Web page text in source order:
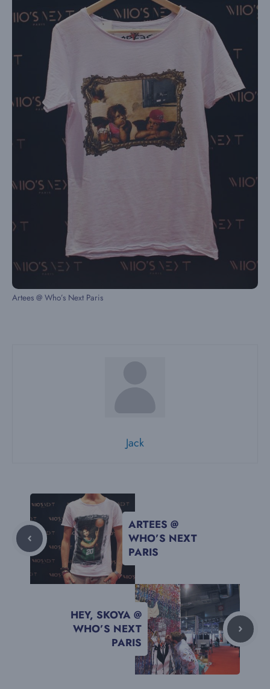
Artees @ Who’s Next Paris
Jack
ARTEES @
WHO’S NEXT
PARIS
HEY, SKOYA @
WHO’S NEXT
PARIS